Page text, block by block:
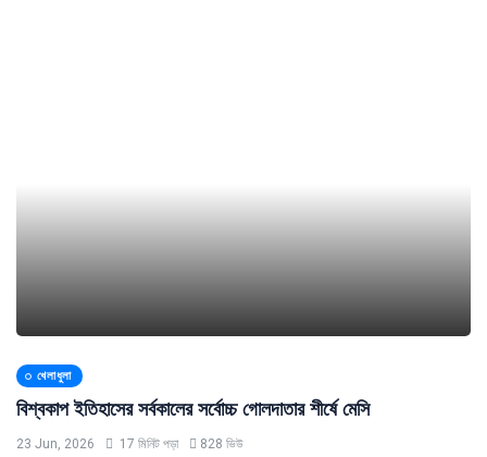
খেলাধুলা
বিশ্বকাপ ইতিহাসের সর্বকালের সর্বোচ্চ গোলদাতার শীর্ষে মেসি
23 Jun, 2026 17 মিনিট পড়া 828 ভিউ